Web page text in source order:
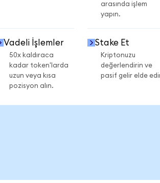
arasında işlem
yapın.
Vadeli İşlemler
50x kaldıraca
kadar token'larda
uzun veya kısa
pozisyon alın.
Stake Et
Kriptonuzu
değerlendirin ve
pasif gelir elde